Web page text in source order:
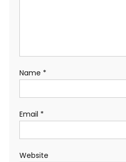
Name *
Email *
Website